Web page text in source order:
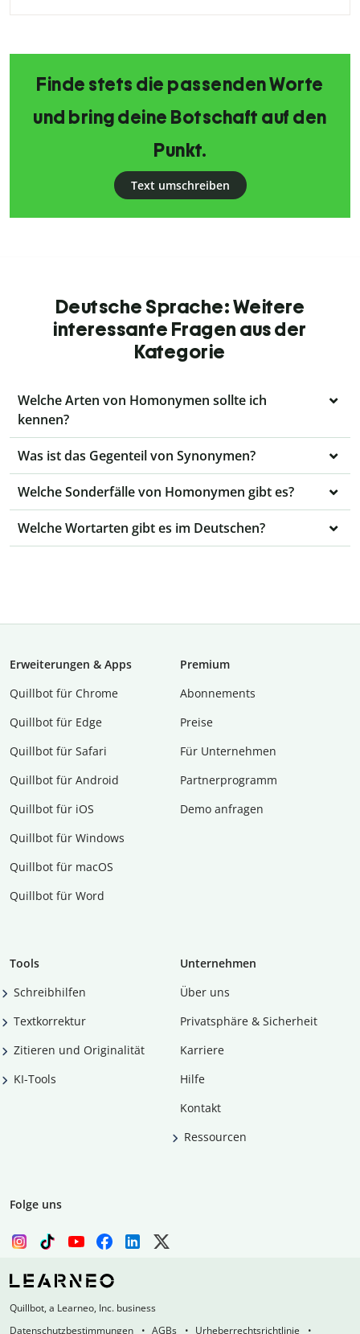
Finde stets die passenden Worte
und bring deine Botschaft auf den
Punkt.
Text umschreiben
Deutsche Sprache: Weitere
interessante Fragen aus der
Kategorie
Welche Arten von Homonymen sollte ich
kennen?
Was ist das Gegenteil von Synonymen?
Welche Sonderfälle von Homonymen gibt es?
Welche Wortarten gibt es im Deutschen?
Erweiterungen & Apps
Quillbot für Chrome
Quillbot für Edge
Quillbot für Safari
Quillbot für Android
Quillbot für iOS
Quillbot für Windows
Quillbot für macOS
Quillbot für Word
Premium
Abon­ne­ments
Preise
Für Unternehmen
Partnerprogramm
Demo anfragen
Tools
Schreibhilfen
Textkorrektur
Zitieren und Originalität
KI-Tools
Unternehmen
Über uns
Privatsphäre & Sicherheit
Karriere
Hilfe
Kontakt
Ressourcen
Folge uns
Quillbot, a Learneo, Inc. business
Datenschutzbestimmungen
AGBs Urheberrechtsrichtlinie